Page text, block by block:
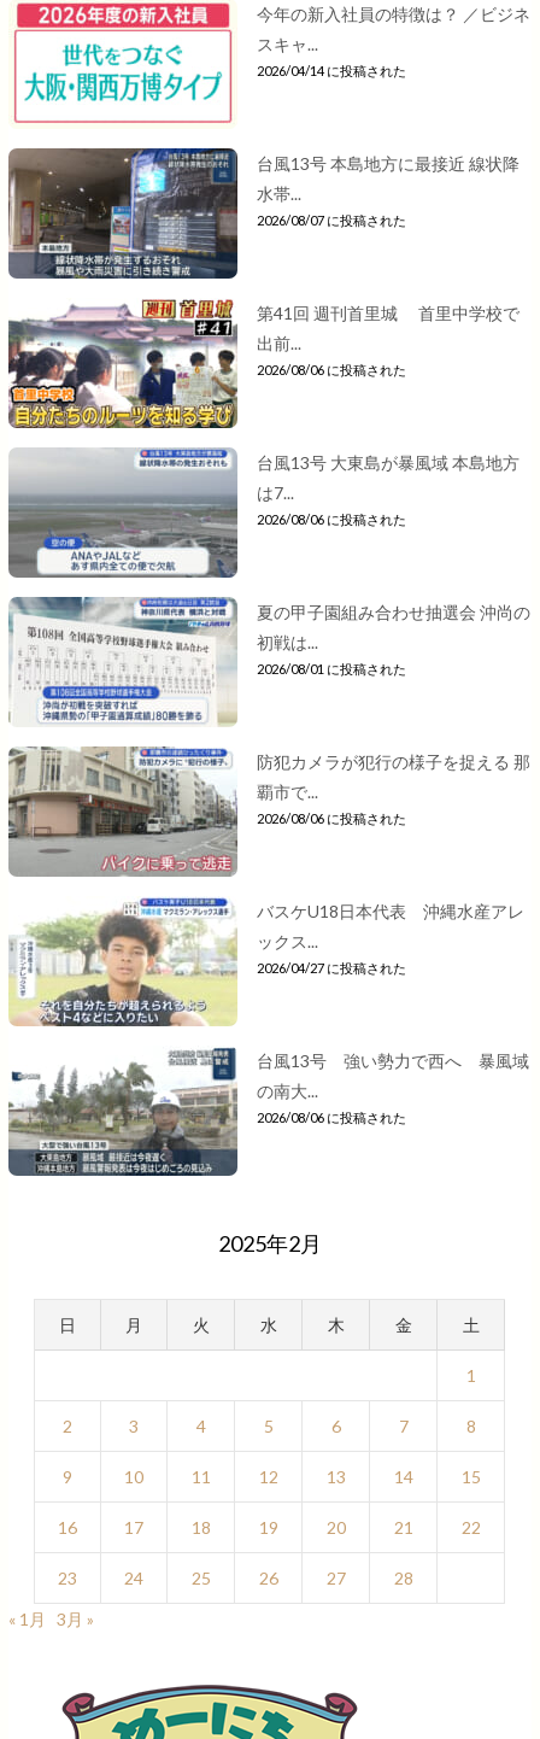
今年の新入社員の特徴は？ ／ビジネ
スキャ...
2026/04/14 に投稿された
台風13号 本島地方に最接近 線状降
水帯...
2026/08/07 に投稿された
第41回 週刊首里城 首里中学校で
出前...
2026/08/06 に投稿された
台風13号 大東島が暴風域 本島地方
は7...
2026/08/06 に投稿された
夏の甲子園組み合わせ抽選会 沖尚の
初戦は...
2026/08/01 に投稿された
防犯カメラが犯行の様子を捉える 那
覇市で...
2026/08/06 に投稿された
バスケU18日本代表 沖縄水産アレ
ックス...
2026/04/27 に投稿された
台風13号 強い勢力で西へ 暴風域
の南大...
2026/08/06 に投稿された
2025年2月
日 月 火 水 木 金 土
1
2 3 4 5 6 7 8
9 10 11 12 13 14 15
16 17 18 19 20 21 22
23 24 25 26 27
28
« 1月
3月 »